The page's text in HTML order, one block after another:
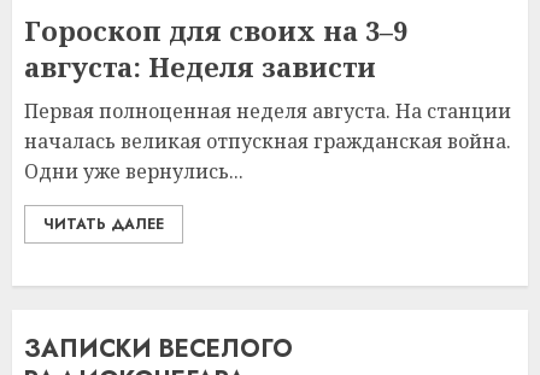
Гороскоп для своих на 3–9
августа: Неделя зависти
Первая полноценная неделя августа. На станции
началась великая отпускная гражданская война.
Одни уже вернулись...
ЧИТАТЬ ДАЛЕЕ
ЗАПИСКИ ВЕСЕЛОГО